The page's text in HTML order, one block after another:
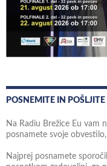
POSNEMITE IN
Na Radiu Brežice Eu vam
posnamete svoje
Najprej posnamete